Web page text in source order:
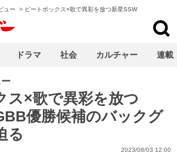
ュー > ビートボックス×歌で異彩を放つ新星SSW
ス×歌で異彩を放つ
優勝候補のバックグ
る
2023/08/03 12:00
ドラマ 社会 カルチャー 連載